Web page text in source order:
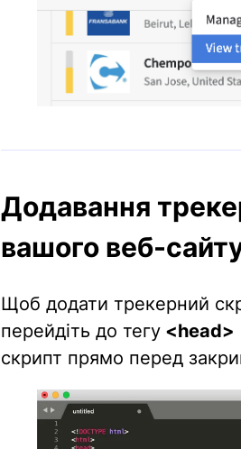
Додавання
вашого веб-
Щоб додати трекерний
перейдіть до тегу <head>
скрипт прямо перед